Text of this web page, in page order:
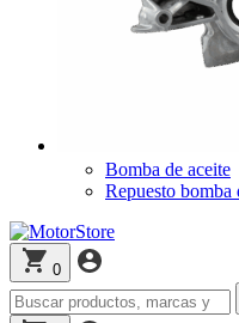
Bomba de aceite
Repuesto bomba
0